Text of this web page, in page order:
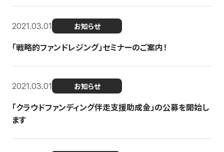
2021.03.01 お知らせ
「戦略的ファンドレジング」セミナーのご案内！
2021.03.01 お知らせ
「クラウドファンディング伴走支援助成金」の公募を開始し
ます